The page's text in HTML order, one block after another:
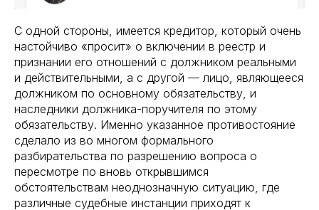
С одной стороны, имеется кредитор, который очень
настойчиво «просит» о включении в реестр и
признании его отношений с должником реальными
и действительными, а с другой — лицо, являющееся
должником по основному обязательству, и
наследники должника-поручителя по этому
обязательству. Именно указанное противостояние
сделало из во многом формального
разбирательства по разрешению вопроса о
пересмотре по вновь открывшимся
обстоятельствам неоднозначную ситуацию, где
различные судебные инстанции приходят к